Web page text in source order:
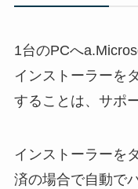
1台のPCへ
インストーラーを
することは、サポ
インストーラーを
済の場合で自動で